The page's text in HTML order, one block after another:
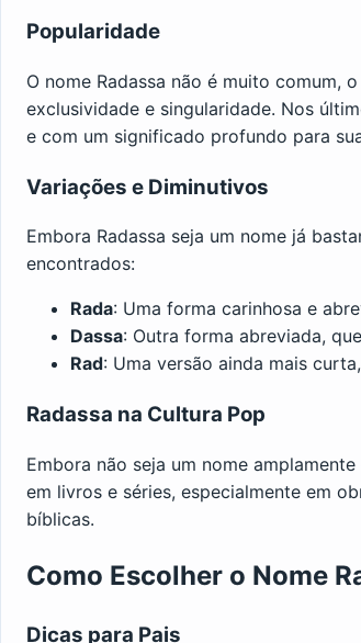
Popularidade
O nome Radassa não é muito comum,
exclusividade e singularidade. Nos
e com um significado profundo para
Variações e Diminutivos
Embora Radassa seja um nome já
encontrados:
Rada: Uma forma carinhosa e
Dassa: Outra forma abreviada,
Rad: Uma versão ainda mais
Radassa na Cultura Pop
Embora não seja um nome
em livros e séries, especialmente em
bíblicas.
Como Escolher o Nome
Dicas para Pais